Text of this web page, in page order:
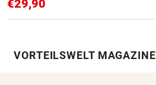
€29,90
VORTEILSWELT MAGAZINE